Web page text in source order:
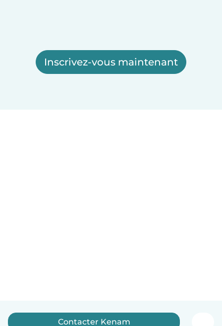
Inscrivez-vous maintenant
Contacter Kenam